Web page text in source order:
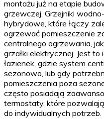
montażu już na etapie
grzewczej. Grzejniki
hybrydowe, które łączy
ogrzewać pomieszczenie
centralnego ogrzewania,
grzałki elektrycznej. Jest
łazienek, gdzie system
sezonowo, lub gdy
pomieszczenia poza
często posiadają
termostaty, które
do indywidualnych potrzeb.